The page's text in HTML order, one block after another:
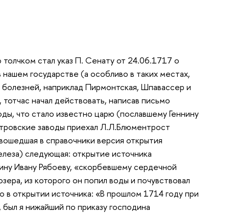
стал указ П. Сенату от 24.06.1717 о
государстве (а особливо в таких местах,
наприклад Пирмонтская, Шпавассер и
начал действовать, написав письмо
что стало известно царю (пославшему Геннину
заводы приехал Л.Л.Блюментрост
в справочники версия открытия
следующая: открытие источника
Ивану Рябоеву, «скорбевшему сердечной
из которого он попил воды и почувствовал
открытии источника: «В прошлом 1714 году при
я нижайший по приказу господина